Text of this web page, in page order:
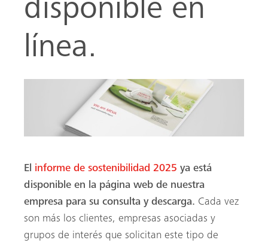
disponible en
línea.
El informe de sostenibilidad 2025 ya está
disponible en la página web de nuestra
empresa para su consulta y descarga. Cada vez
son más los clientes, empresas asociadas y
grupos de interés que solicitan este tipo de